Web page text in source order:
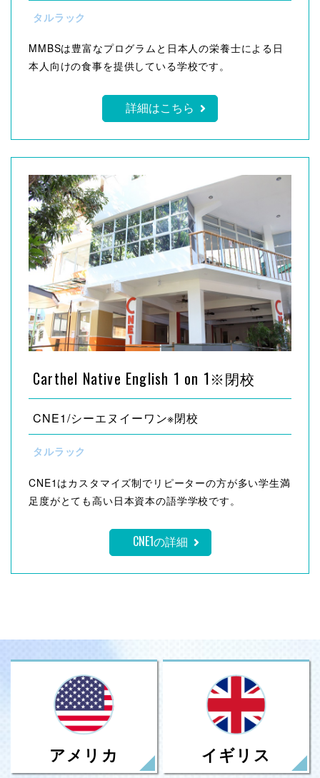
タルラック
MMBSは豊富なプログラムと日本人の栄養士による日
本人向けの食事を提供している学校です。
詳細はこちら
Carthel Native English 1 on 1※閉校
CNE1/シーエヌイーワン※閉校
タルラック
CNE1はカスタマイズ制でリピーターの方が多い学生満
足度がとても高い日本資本の語学学校です。
CNE1の詳細
アメリカ イギリス